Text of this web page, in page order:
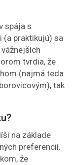
spája s
(a praktikujú) sa
tvrdia, že
(najmä teda
tak
na základe
preferencií.
že